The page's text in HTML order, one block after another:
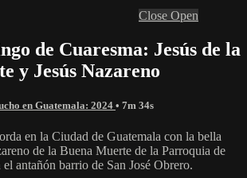
Close Open
de Cuaresma: Jesús de la
y Jesús Nazareno
en Guatemala: 2024 • 7m 34s
en la Ciudad de Guatemala con la bella
de la Buena Muerte de la Parroquia de
antañón barrio de San José Obrero.